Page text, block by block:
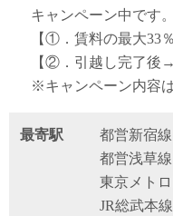
キャンペーン中です。
【①．賃料の最大33
【②．引越し完了後
※キャンペーン内容
最寄駅
都営新宿
都営浅草
東京メト
JR総武本